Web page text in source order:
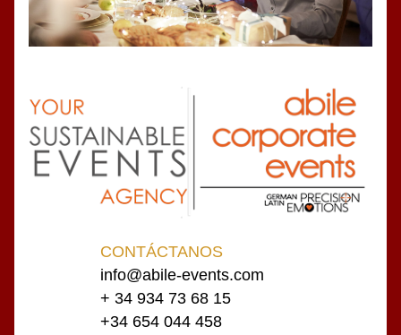
CONTÁCTANOS
info@abile-events.com
+ 34 934 73 68 15
+34 654 044 458